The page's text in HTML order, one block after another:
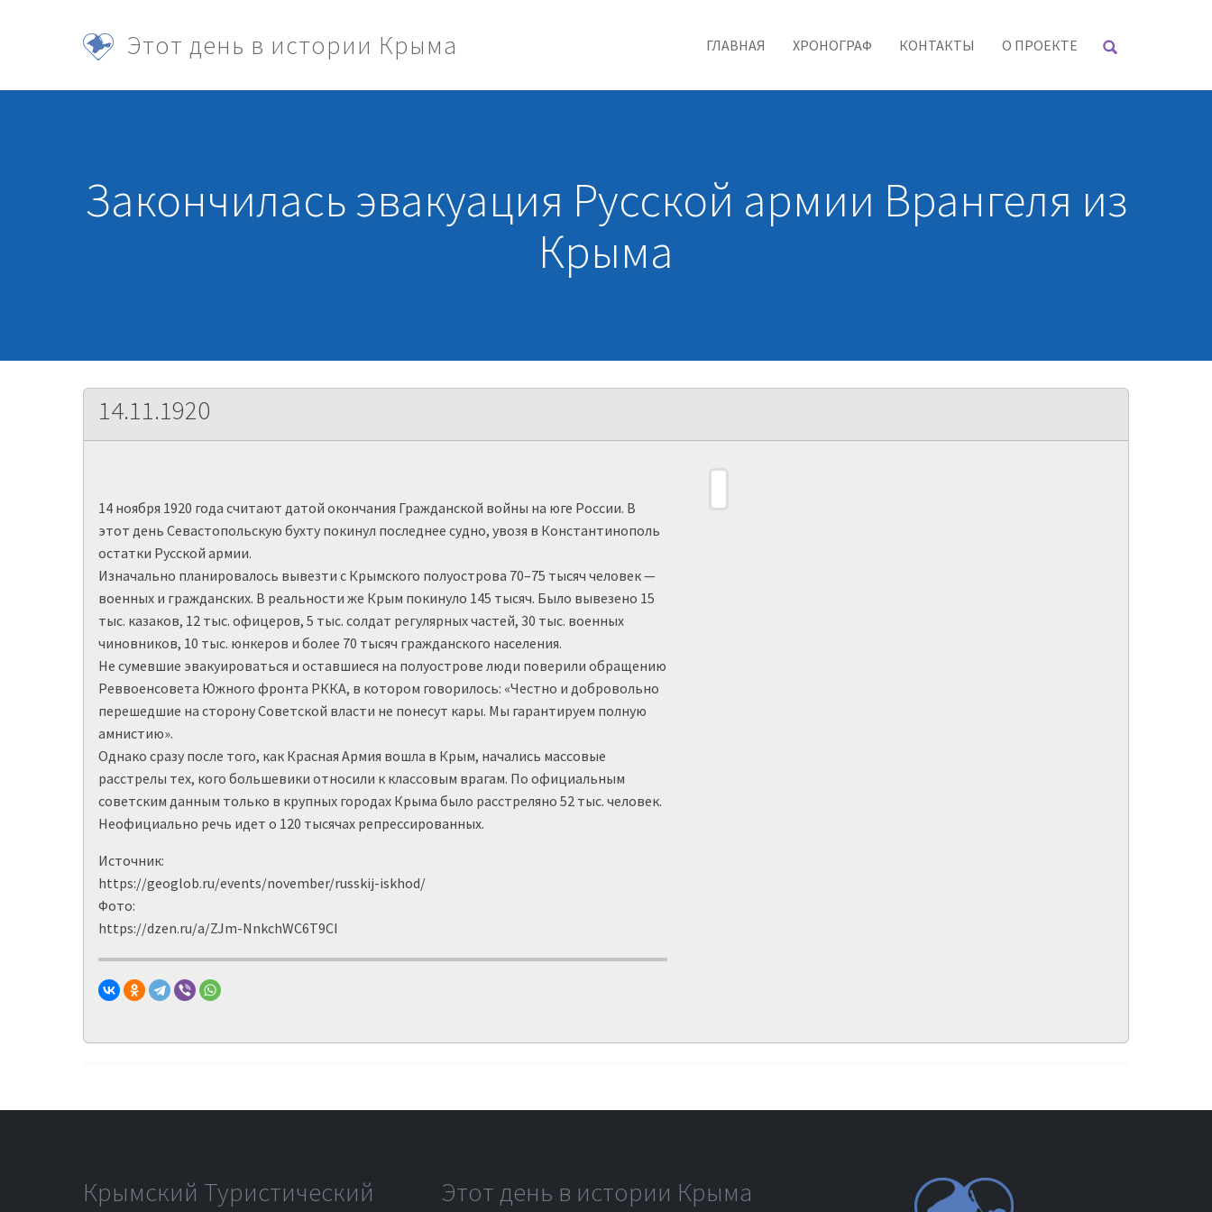
Этот день в истории Крыма ГЛАВНАЯ ХРОНОГРАФ КОНТАКТЫ О ПРОЕКТЕ
Закончилась эвакуация Русской армии Врангеля из
Крыма
14.11.1920
14 ноября 1920 года считают датой окончания Гражданской войны на юге России. В
этот день Севастопольскую бухту покинул последнее судно, увозя в Константинополь
остатки Русской армии.
Изначально планировалось вывезти с Крымского полуострова 70–75 тысяч человек —
военных и гражданских. В реальности же Крым покинуло 145 тысяч. Было вывезено 15
тыс. казаков, 12 тыс. офицеров, 5 тыс. солдат регулярных частей, 30 тыс. военных
чиновников, 10 тыс. юнкеров и более 70 тысяч гражданского населения.
Не сумевшие эвакуироваться и оставшиеся на полуострове люди поверили обращению
Реввоенсовета Южного фронта РККА, в котором говорилось: «Честно и добровольно
перешедшие на сторону Советской власти не понесут кары. Мы гарантируем полную
амнистию».
Однако сразу после того, как Красная Армия вошла в Крым, начались массовые
расстрелы тех, кого большевики относили к классовым врагам. По официальным
советским данным только в крупных городах Крыма было расстреляно 52 тыс. человек.
Неофициально речь идет о 120 тысячах репрессированных.
Источник:
https://geoglob.ru/events/november/russkij-iskhod/
Фото:
https://dzen.ru/a/ZJm-NnkchWC6T9CI
Крымский Туристический
Этот день в истории Крыма